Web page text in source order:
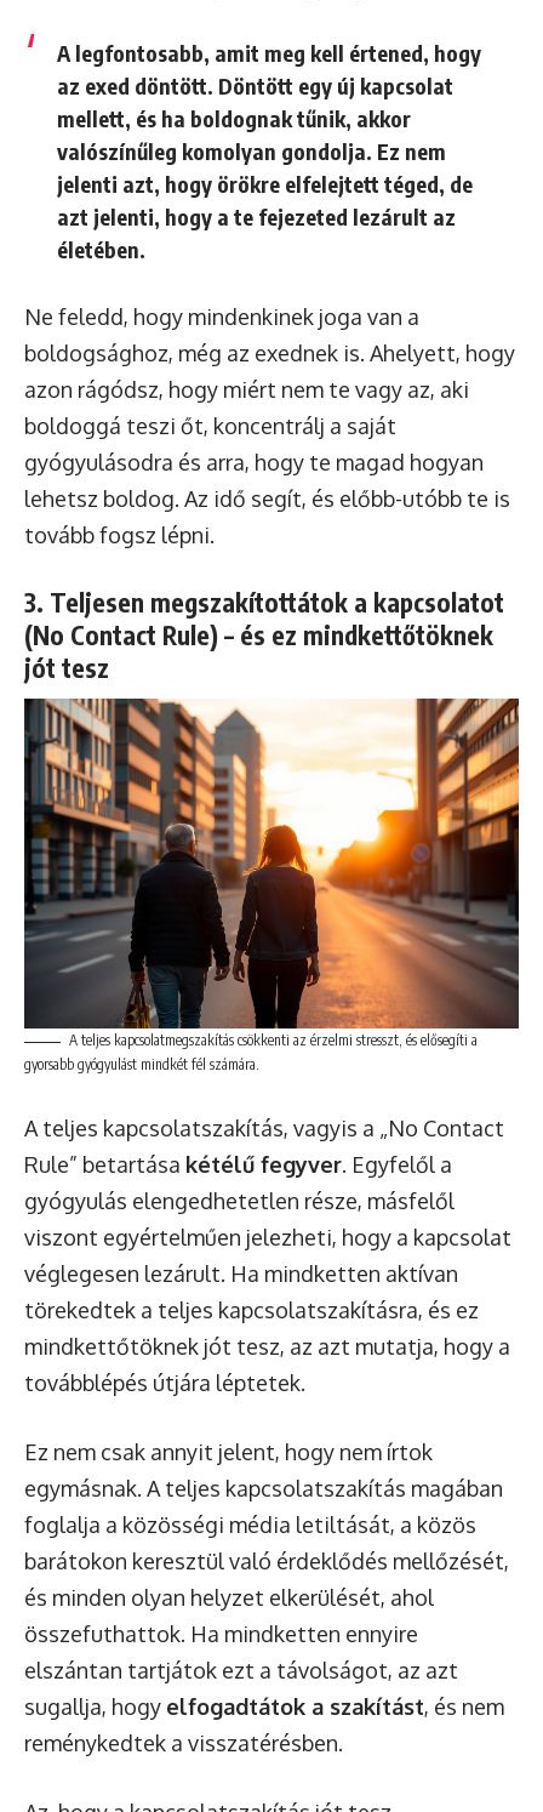
A legfontosabb, amit meg kell értened, hogy
az exed döntött. Döntött egy új kapcsolat
mellett, és ha boldognak tűnik, akkor
valószínűleg komolyan gondolja. Ez nem
jelenti azt, hogy örökre elfelejtett téged, de
azt jelenti, hogy a te fejezeted lezárult az
életében.
Ne feledd, hogy mindenkinek joga van a
boldogsághoz, még az exednek is. Ahelyett, hogy
azon rágódsz, hogy miért nem te vagy az, aki
boldoggá teszi őt, koncentrálj a saját
gyógyulásodra és arra, hogy te magad hogyan
lehetsz boldog. Az idő segít, és előbb-utóbb te is
tovább fogsz lépni.
3. Teljesen megszakítottátok a kapcsolatot
(No Contact Rule) – és ez mindkettőtöknek
jót tesz
A teljes kapcsolatmegszakítás csökkenti az érzelmi stresszt, és elősegíti a
gyorsabb gyógyulást mindkét fél számára.
A teljes kapcsolatszakítás, vagyis a „No Contact
Rule” betartása kétélű fegyver. Egyfelől a
gyógyulás elengedhetetlen része, másfelől
viszont egyértelműen jelezheti, hogy a kapcsolat
véglegesen lezárult. Ha mindketten aktívan
törekedtek a teljes kapcsolatszakításra, és ez
mindkettőtöknek jót tesz, az azt mutatja, hogy a
továbblépés útjára léptetek.
Ez nem csak annyit jelent, hogy nem írtok
egymásnak. A teljes kapcsolatszakítás magában
foglalja a közösségi média letiltását, a közös
barátokon keresztül való érdeklődés mellőzését,
és minden olyan helyzet elkerülését, ahol
összefuthattok. Ha mindketten ennyire
elszántan tartjátok ezt a távolságot, az azt
sugallja, hogy elfogadtátok a szakítást, és nem
reménykedtek a visszatérésben.